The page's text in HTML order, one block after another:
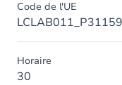
Code de l'UE
LCLAB011_P31159
Horaire
30